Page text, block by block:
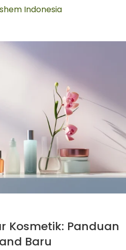
Indonesia
Kosmetik: Panduan
Baru